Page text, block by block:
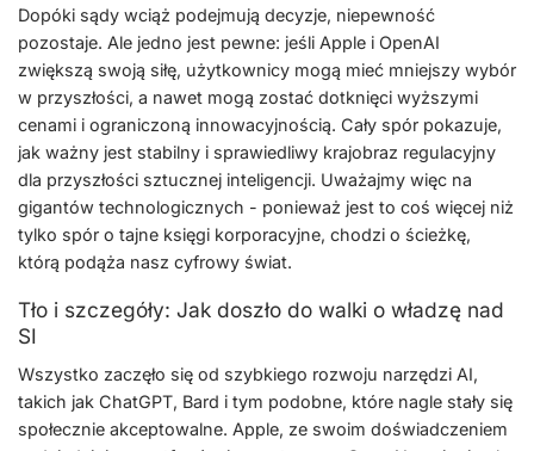
Dopóki sądy wciąż podejmują decyzje, niepewność
pozostaje. Ale jedno jest pewne: jeśli Apple i OpenAI
zwiększą swoją siłę, użytkownicy mogą mieć mniejszy wybór
w przyszłości, a nawet mogą zostać dotknięci wyższymi
cenami i ograniczoną innowacyjnością. Cały spór pokazuje,
jak ważny jest stabilny i sprawiedliwy krajobraz regulacyjny
dla przyszłości sztucznej inteligencji. Uważajmy więc na
gigantów technologicznych - ponieważ jest to coś więcej niż
tylko spór o tajne księgi korporacyjne, chodzi o ścieżkę,
którą podąża nasz cyfrowy świat.
Tło i szczegóły: Jak doszło do walki o władzę nad
SI
Wszystko zaczęło się od szybkiego rozwoju narzędzi AI,
takich jak ChatGPT, Bard i tym podobne, które nagle stały się
społecznie akceptowalne. Apple, ze swoim doświadczeniem